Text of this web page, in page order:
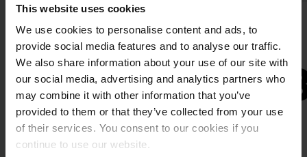
This website uses cookies
We use cookies to personalise content and ads, to
provide social media features and to analyse our traffic.
We also share information about your use of our site with
our social media, advertising and analytics partners who
may combine it with other information that you’ve
provided to them or that they’ve collected from your use
of their services. You consent to our cookies if you
continue to use our website.
3.